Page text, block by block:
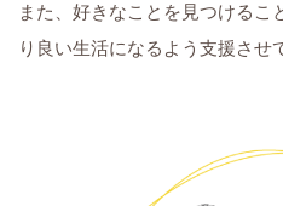
また、好きなことを見つけるこ
り良い生活になるよう支援させ